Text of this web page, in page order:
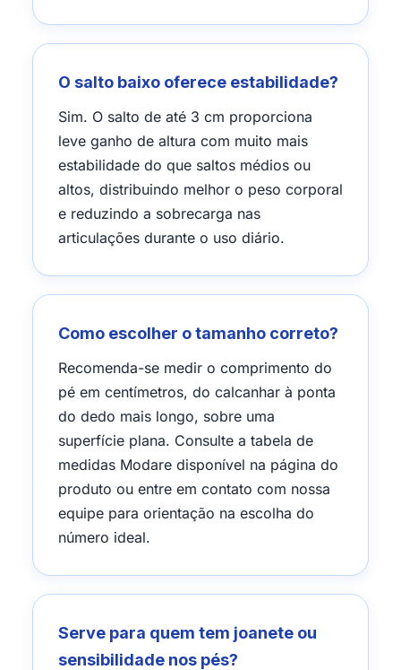
O salto baixo oferece estabilidade?
Sim. O salto de até 3 cm proporciona
leve ganho de altura com muito mais
estabilidade do que saltos médios ou
altos, distribuindo melhor o peso corporal
e reduzindo a sobrecarga nas
articulações durante o uso diário.
Como escolher o tamanho correto?
Recomenda-se medir o comprimento do
pé em centímetros, do calcanhar à ponta
do dedo mais longo, sobre uma
superfície plana. Consulte a tabela de
medidas Modare disponível na página do
produto ou entre em contato com nossa
equipe para orientação na escolha do
número ideal.
Serve para quem tem joanete ou
sensibilidade nos pés?